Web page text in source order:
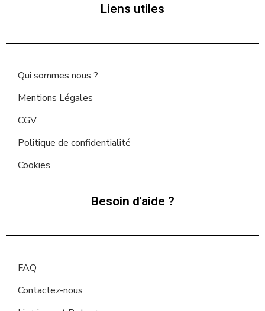
Liens utiles
Qui sommes nous ?
Mentions Légales
CGV
Politique de confidentialité
Cookies
Besoin d'aide ?
FAQ
Contactez-nous